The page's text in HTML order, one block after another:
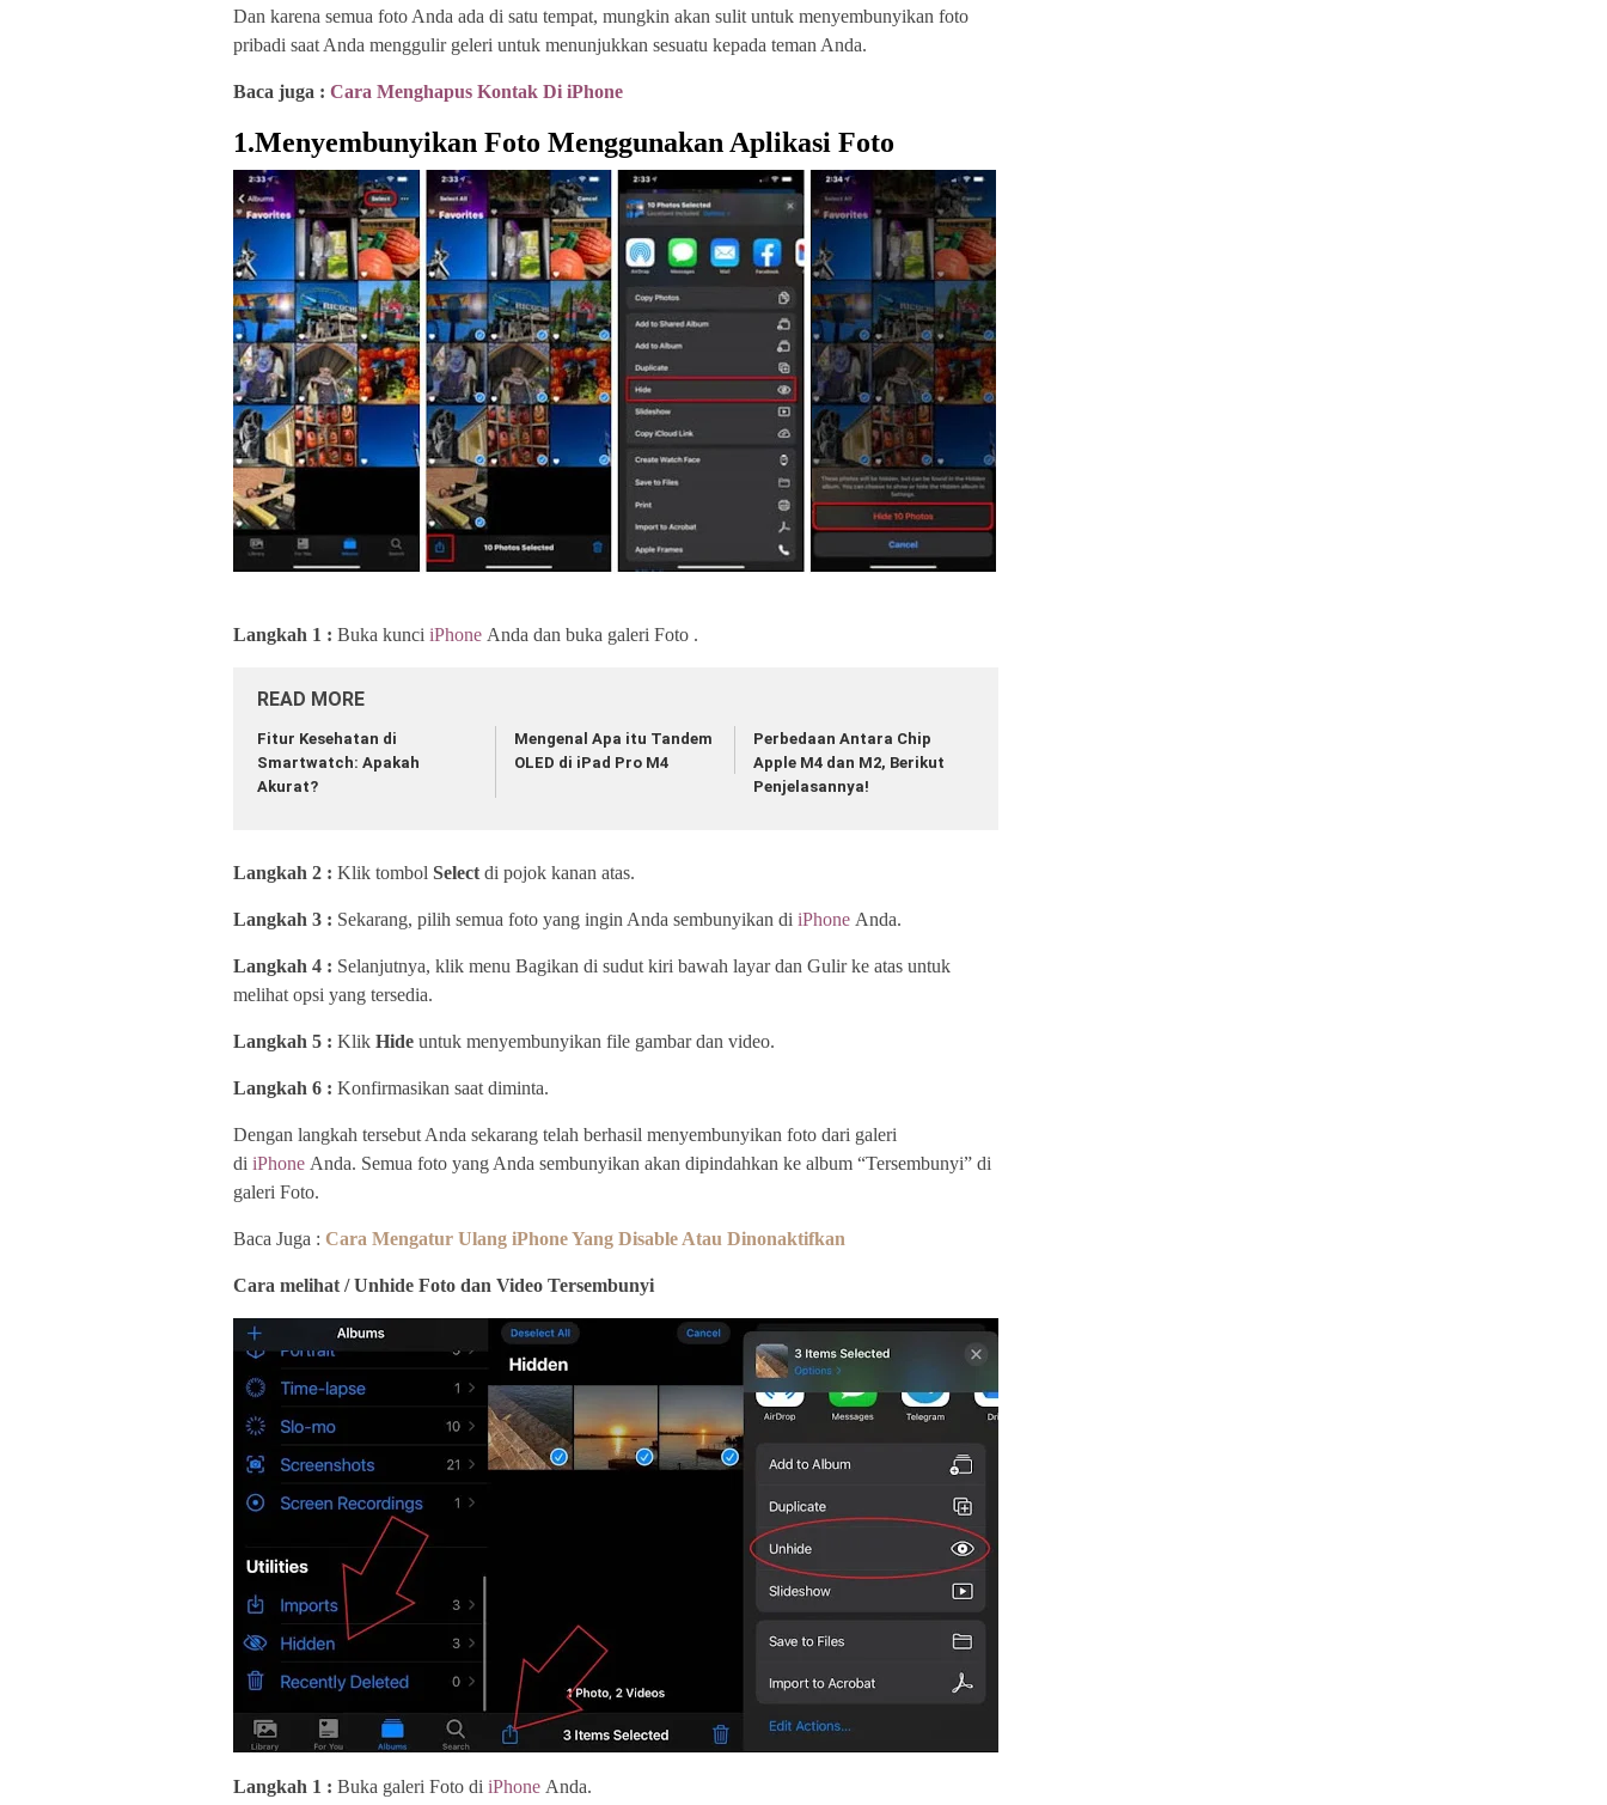
Dan karena semua foto Anda ada di satu tempat, mungkin akan sulit untuk menyembunyikan foto
pribadi saat Anda menggulir geleri untuk menunjukkan sesuatu kepada teman Anda.
Baca juga : Cara Menghapus Kontak Di iPhone
1.Menyembunyikan Foto Menggunakan Aplikasi Foto
Langkah 1 : Buka kunci iPhone Anda dan buka galeri Foto .
READ MORE
Fitur Kesehatan di
Smartwatch: Apakah
Akurat?
Mengenal Apa itu Tandem
OLED di iPad Pro M4
Perbedaan Antara Chip
Apple M4 dan M2, Berikut
Penjelasannya!
Langkah 2 : Klik tombol Select di pojok kanan atas.
Langkah 3 : Sekarang, pilih semua foto yang ingin Anda sembunyikan di iPhone Anda.
Langkah 4 : Selanjutnya, klik menu Bagikan di sudut kiri bawah layar dan Gulir ke atas untuk
melihat opsi yang tersedia.
Langkah 5 : Klik Hide untuk menyembunyikan file gambar dan video.
Langkah 6 : Konfirmasikan saat diminta.
Dengan langkah tersebut Anda sekarang telah berhasil menyembunyikan foto dari galeri
di iPhone Anda. Semua foto yang Anda sembunyikan akan dipindahkan ke album “Tersembunyi” di
galeri Foto.
Baca Juga : Cara Mengatur Ulang iPhone Yang Disable Atau Dinonaktifkan
Cara melihat / Unhide Foto dan Video Tersembunyi
Langkah 1 : Buka galeri Foto di iPhone Anda.